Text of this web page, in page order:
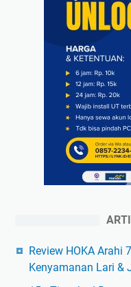
Review HOKA Arahi
Kenyamanan Lari &